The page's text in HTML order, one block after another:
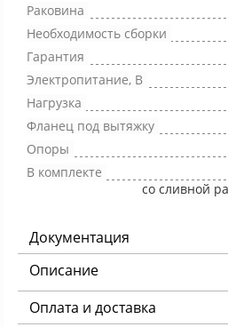
Раковина
Необходимость сборки
Гарантия
Электропитание, В
Нагрузка
Фланец под вытяжку
Опоры
В комплекте
со сливной
Документация
Описание
Оплата и доставка